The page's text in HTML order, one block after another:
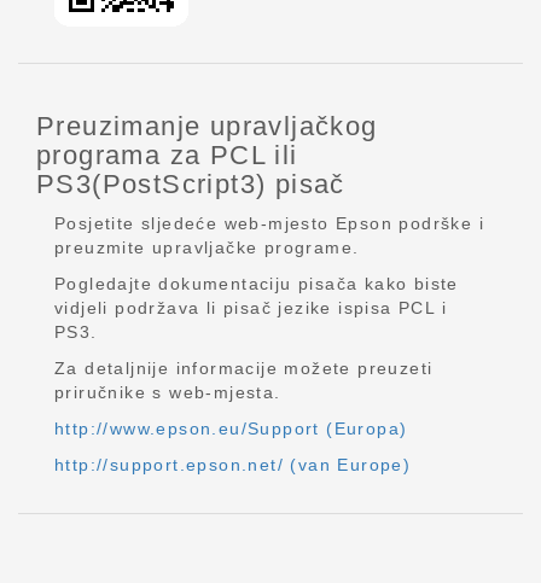
Preuzimanje upravljačkog
programa za PCL ili
PS3(PostScript3) pisač
Posjetite sljedeće web-mjesto Epson podrške i
preuzmite upravljačke programe.
Pogledajte dokumentaciju pisača kako biste
vidjeli podržava li pisač jezike ispisa PCL i
PS3.
Za detaljnije informacije možete preuzeti
priručnike s web-mjesta.
http://www.epson.eu/Support (Europa)
http://support.epson.net/ (van Europe)